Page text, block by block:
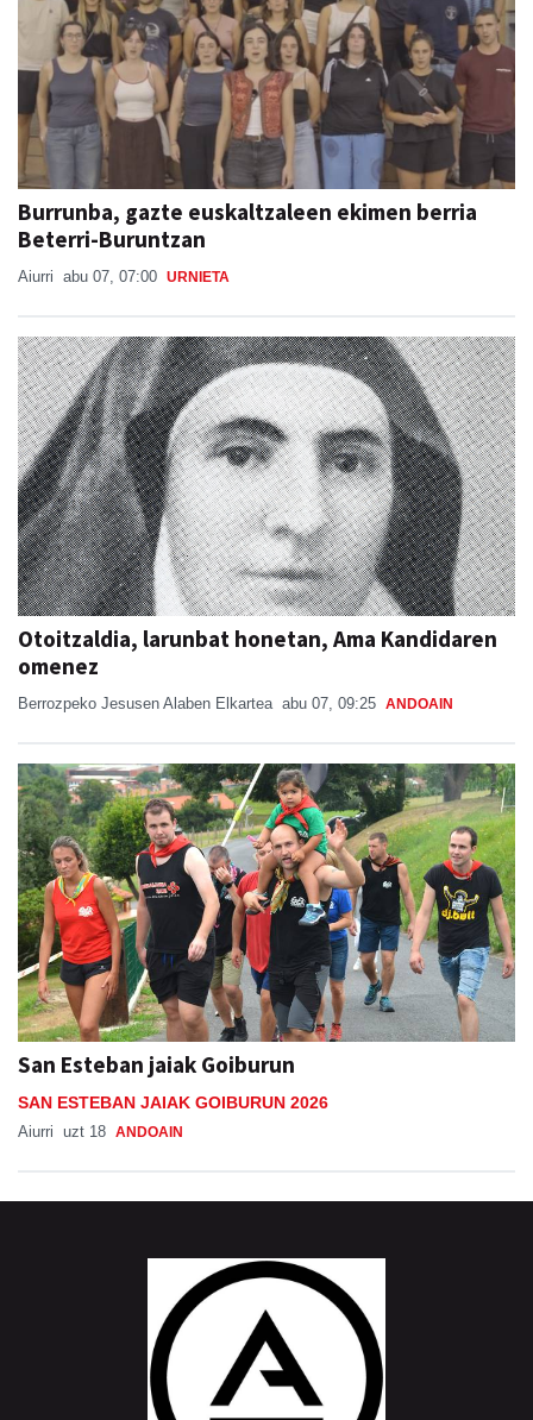
Burrunba, gazte euskaltzaleen ekimen berria
Beterri-Buruntzan
Aiurri abu 07, 07:00 URNIETA
Otoitzaldia, larunbat honetan, Ama Kandidaren
omenez
Berrozpeko Jesusen Alaben Elkartea abu 07, 09:25 ANDOAIN
San Esteban jaiak Goiburun
SAN ESTEBAN JAIAK GOIBURUN 2026
Aiurri uzt 18 ANDOAIN